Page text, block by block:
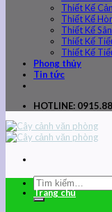
Thiết Kế
Thiết Kế
Thiết Kế
Thiết Kế
Thiết Kế
Phong thủy
Tin tức
HOTLINE:
Trang chủ